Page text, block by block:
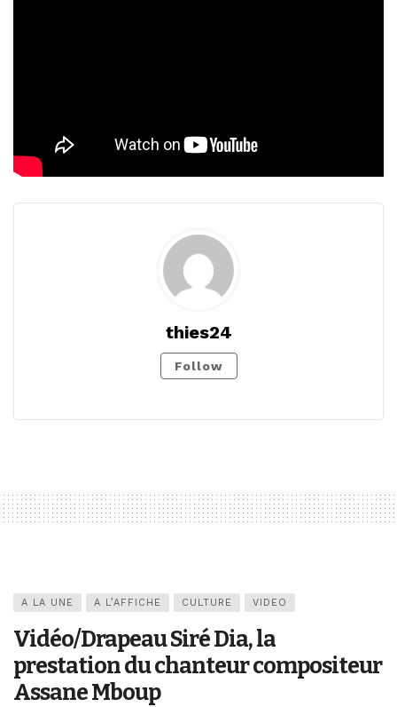
thies24
Follow
A LA UNE A L’AFFICHE CULTURE VIDEO
Vidéo/Drapeau Siré Dia, la
prestation du chanteur compositeur
Assane Mboup